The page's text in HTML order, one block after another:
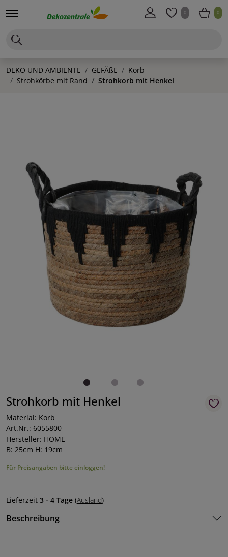
0 0
DEKO UND AMBIENTE GEFÄßE
Korb
Strohkörbe mit Rand
Strohkorb mit Henkel
Strohkorb mit Henkel
Material: Korb
Art.Nr.: 6055800
Hersteller: HOME
B: 25cm H: 19cm
Für Preisangaben bitte einloggen!
Lieferzeit 3 - 4 Tage (Ausland)
Beschreibung